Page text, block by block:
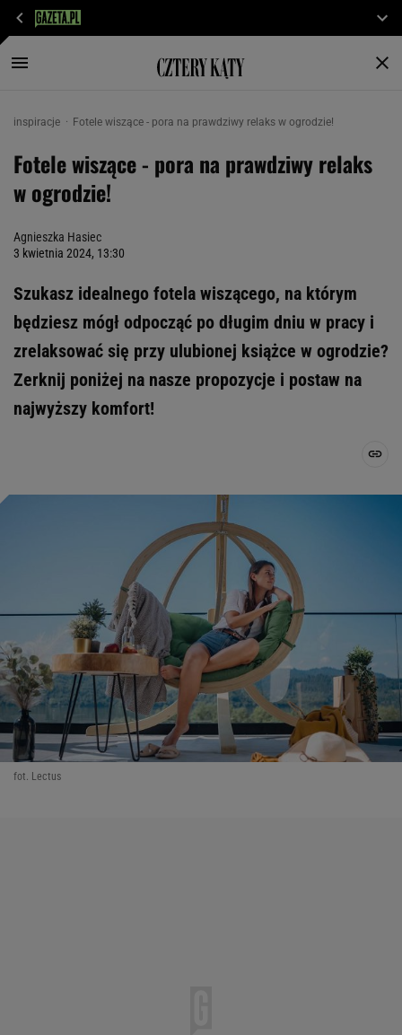
inspiracje Fotele wiszące - pora na prawdziwy relaks w ogrodzie!
Fotele wiszące - pora na prawdziwy relaks
w ogrodzie!
Agnieszka Hasiec
3 kwietnia 2024, 13:30
Szukasz idealnego fotela wiszącego, na którym
będziesz mógł odpocząć po długim dniu w pracy i
zrelaksować się przy ulubionej książce w ogrodzie?
Zerknij poniżej na nasze propozycje i postaw na
najwyższy komfort!
fot. Lectus